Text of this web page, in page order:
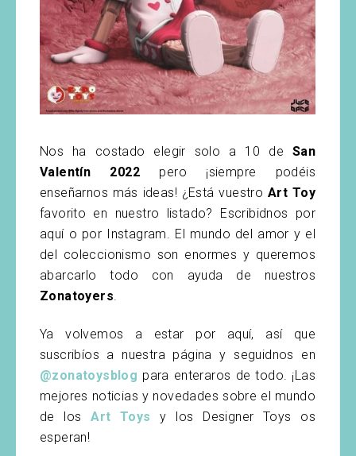
Nos ha costado elegir solo a 10 de San
Valentín 2022 pero ¡siempre podéis
enseñarnos más ideas! ¿Está vuestro Art Toy
favorito en nuestro listado? Escribidnos por
aquí o por Instagram. El mundo del amor y el
del coleccionismo son enormes y queremos
abarcarlo todo con ayuda de nuestros
Zonatoyers.
Ya volvemos a estar por aquí, así que
suscribíos a nuestra página y seguidnos en
@zonatoysblog para enteraros de todo. ¡Las
mejores noticias y novedades sobre el mundo
de losArt Toys y los Designer Toys os
esperan!